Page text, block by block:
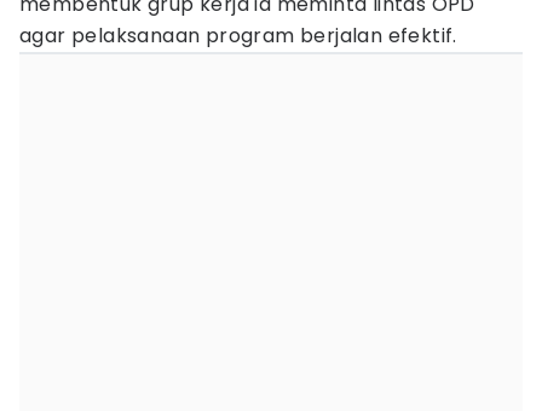
agar pelaksanaan program berjalan efektif.